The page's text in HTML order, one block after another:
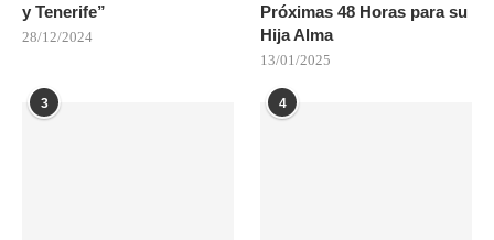
y Tenerife”
28/12/2024
Próximas 48 Horas para su
Hija Alma
13/01/2025
3 4